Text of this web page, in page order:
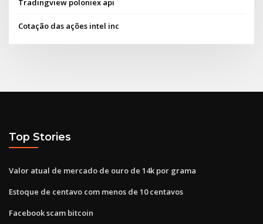
Tradingview poloniex api
Cotação das ações intel inc
Top Stories
Valor atual de mercado de ouro de 14k por grama
Estoque de centavo com menos de 10 centavos
Facebook scam bitcoin